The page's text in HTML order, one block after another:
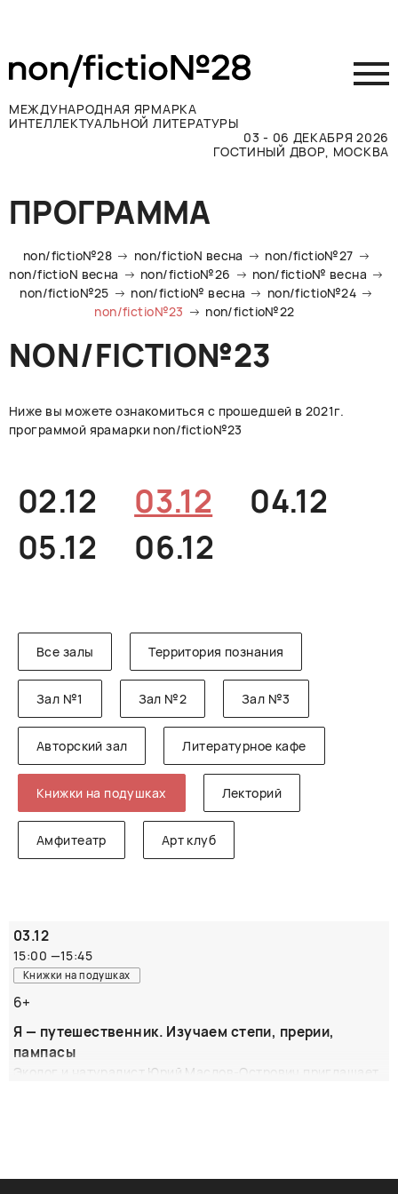
МЕЖДУНАРОДНАЯ ЯРМАРКА
ИНТЕЛЛЕКТУАЛЬНОЙ ЛИТЕРАТУРЫ
03 - 06 ДЕКАБРЯ 2026
ГОСТИНЫЙ ДВОР, МОСКВА
Принять участие
Участникам
Посетителям
Программа
Прессе
Контакты
РУССКИЙ ENGLISH CHINESE
ПРОГРАММА
non/fictio№28 non/fictioN весна
non/fictio№27
non/fictioN весна
non/fictio№26
non/fictio№ весна
non/fictio№25
non/fictio№ весна
non/fictio№24
non/fictio№23
non/fictio№22
NON/FICTIO№23
Ниже вы можете ознакомиться с прошедшей в 2021г.
программой ярамарки non/fictio№23
02.12 03.12
04.12
05.12
06.12
Все залы Территория познания
Зал №1 Зал №2 Зал №3
Авторский зал Литературное кафе
Книжки на подушках Лекторий
Амфитеатр Арт клуб
03.12
15:00 —15:45
Книжки на подушках
6+
Я — путешественник. Изучаем степи, прерии,
пампасы
Эколог и натуралист Юрий Маслов-Острович приглашает
такое биом, что изучают экологи, почему это важно,